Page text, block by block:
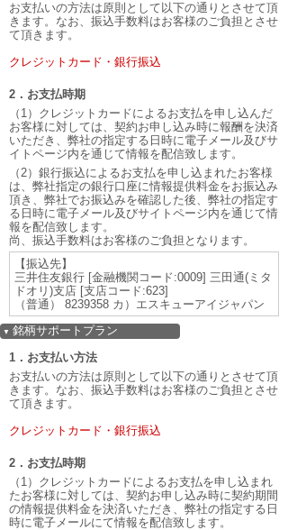
お支払いの方法は原則として以下の通りとさせて頂
きます。なお、振込手数料はお客様のご負担とさせ
て頂きます。
クレジットカード・銀行振込
2．お支払時期
（1）クレジットカードによるお支払を申し込んだ
お客様に対しては、契約お申し込み時に報酬を決済
いただき、弊社の指定する日時に電子メール及びサ
イトページ内を通じて情報を配信致します。
（2）銀行振込によるお支払を申し込まれたお客様
は、弊社指定の銀行口座に情報提供料金をお振込み
頂き、弊社でお振込みを確認した後、弊社の指定す
る日時に電子メール及びサイトページ内を通じて情
報を配信致します。
尚、振込手数料はお客様のご負担となります。
【振込先】
三井住友銀行 [金融機関コード:0009] 三田通(ミタ
ドオリ)支店 [支店コード:623]
（普通） 8239358 カ）エスキューアイジャパン
▼ 銘柄サポートプラン
1．お支払い方法
お支払いの方法は原則として以下の通りとさせて頂
きます。なお、振込手数料はお客様のご負担とさせ
て頂きます。
クレジットカード・銀行振込
2．お支払時期
（1）クレジットカードによるお支払を申し込まれ
たお客様に対しては、契約お申し込み時に契約期間
の情報提供料金を決済いただき、弊社の指定する日
時に電子メールにて情報を配信致します。